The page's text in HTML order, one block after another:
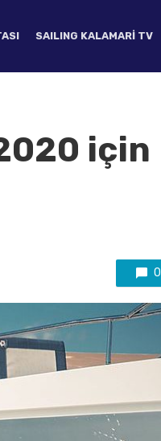
SAILING KALAMARI TV
için
0